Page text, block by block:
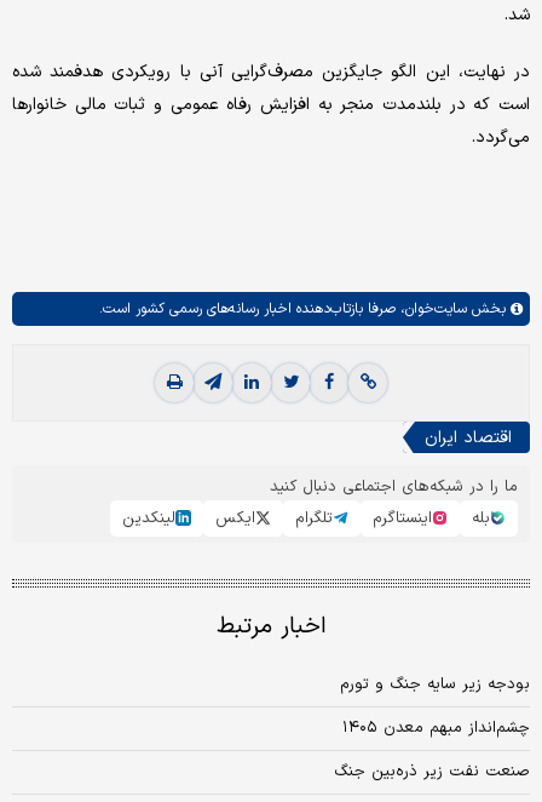
شد.
در نهایت، این الگو جایگزین مصرف‌گرایی آنی با رویکردی هدفمند شده
است که در بلندمدت منجر به افزایش رفاه عمومی و ثبات مالی خانوارها
می‌گردد.
بخش سایت‌خوان، صرفا بازتاب‌دهنده اخبار رسانه‌های رسمی کشور است.
اقتصاد ایران
ما را در شبکه‌های اجتماعی دنبال کنید
بله
اینستاگرم تلگرام ایکس لینکدین
اخبار مرتبط
بودجه زیر سایه جنگ و تورم
چشم‌انداز مبهم معدن ۱۴۰۵
صنعت نفت زیر ذره‌بین جنگ